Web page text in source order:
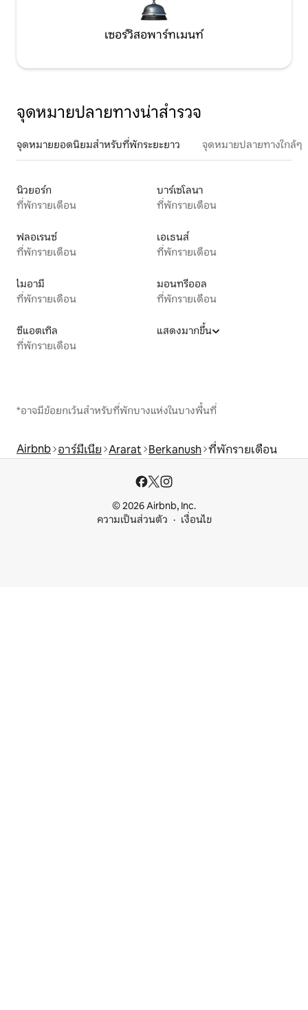
เซอร์วิสอพาร์ทเมนท์
จุดหมายปลายทางน่าสำรวจ
จุดหมายยอดนิยมสำหรับที่พักระยะยาว จุดหมายปลายทางใกล้ๆ
นิวยอร์ก
ที่พักรายเดือน
บาร์เซโลนา
ที่พักรายเดือน
ฟลอเรนซ์
ที่พักรายเดือน
เอเธนส์
ที่พักรายเดือน
ไมอามี
ที่พักรายเดือน
มอนทรีออล
ที่พักรายเดือน
ซีแอตเทิล
ที่พักรายเดือน
แสดงมากขึ้น
*อาจมีข้อยกเว้นสำหรับที่พักบางแห่งในบางพื้นที่
Airbnb อาร์มีเนีย Ararat Berkanush ที่พักรายเดือน
© 2026 Airbnb, Inc.
ความเป็นส่วนตัว
เงื่อนไข